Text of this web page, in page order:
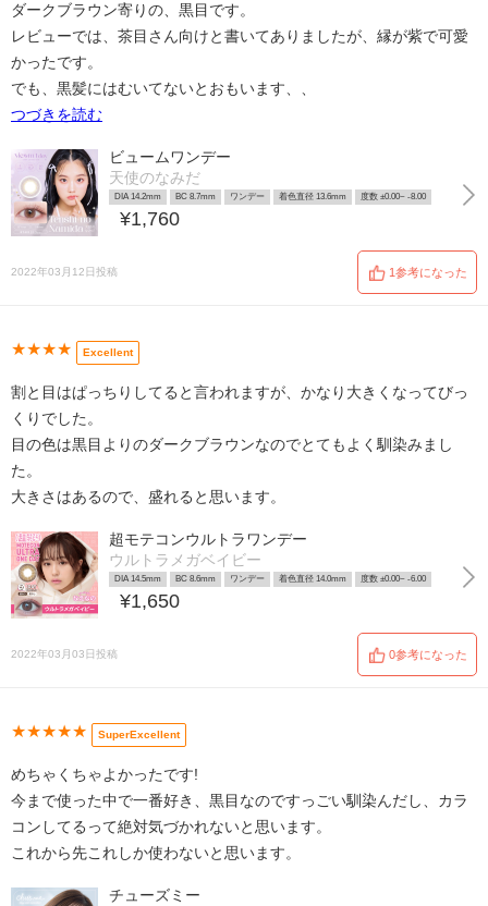
ダークブラウン寄りの、黒目です。
レビューでは、茶目さん向けと書いてありましたが、縁が紫で可愛
かったです。
でも、黒髪にはむいてないとおもいます、、
つづきを読む
ビュームワンデー
天使のなみだ
DIA 14.2mm BC 8.7mm ワンデー 着色直径 13.6mm 度数 ±0.00~ -8.00
¥1,760
2022年03月12日投稿 1参考になった
★★★★ Excellent
割と目はぱっちりしてると言われますが、かなり大きくなってびっ
くりでした。
目の色は黒目よりのダークブラウンなのでとてもよく馴染みまし
た。
大きさはあるので、盛れると思います。
超モテコンウルトラワンデー
ウルトラメガベイビー
DIA 14.5mm BC 8.6mm ワンデー 着色直径 14.0mm 度数 ±0.00~ -6.00
¥1,650
2022年03月03日投稿 0参考になった
★★★★★ SuperExcellent
めちゃくちゃよかったです!
今まで使った中で一番好き、黒目なのですっごい馴染んだし、カラ
コンしてるって絶対気づかれないと思います。
これから先これしか使わないと思います。
チューズミー